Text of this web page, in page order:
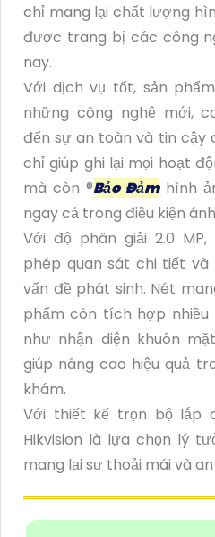
chỉ mang lại chất lượng
được trang bị các công
nay.
Với dịch vụ tốt, sản
những công nghệ mới,
đến sự an toàn và tin cậy
chỉ giúp ghi lại mọi hoạt
mà còn ®️Bảo Đảmhình
ngay cả trong điều kiện
Với độ phân giải 2.0 MP,
phép quan sát chi tiết
vấn đề phát sinh. Nét
phẩm còn tích hợp
như nhận diện khuôn
giúp nâng cao hiệu quả
khám.
Với thiết kế trọn bộ lắp
Hikvision là lựa chọn lý
mang lại sự thoải mái và